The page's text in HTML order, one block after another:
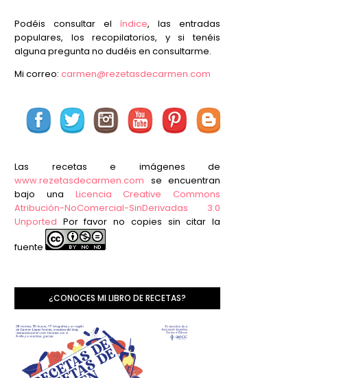
Podéis consultar el índice, las entradas
populares, los recopilatorios, y si tenéis
alguna pregunta no dudéis en consultarme.
Mi correo: carmen@rezetasdecarmen.com
Las recetas e imágenes de
www.rezetasdecarmen.com se encuentran
bajo una Licencia Creative Commons
Atribución-NoComercial-SinDerivadas 3.0
Unported Por favor no copies sin citar la
fuente
¿CONOCES MI LIBRO DE RECETAS?